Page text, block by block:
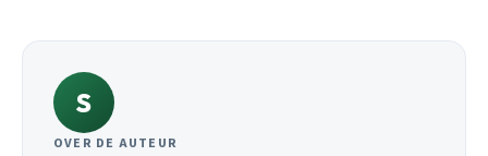
S
OVER DE AUTEUR